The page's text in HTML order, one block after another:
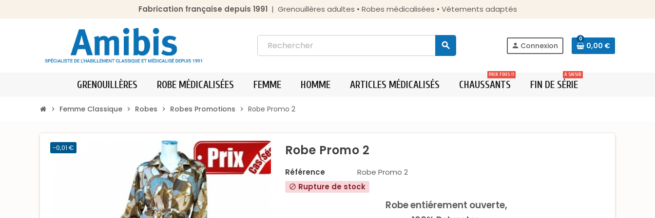
Fabrication française depuis 1991 | Grenouillères adultes • Robes médicalisées • Vêtements adaptés
search person Connexion
0
0,00 €
GRENOUILLÈRES ROBE MÉDICALISÉES FEMME HOMME ARTICLES MÉDICALISÉS CHAUSSANTS
PRIX FOUS !!
FIN DE SÉRIE
A SAISIR
chevron_right Femme Classique chevron_right Robes chevron_right Robes Promotions chevron_right Robe Promo 2
-0,01 € Robe Promo 2
Référence Robe Promo 2
block Rupture de stock
Robe entiérement ouverte,